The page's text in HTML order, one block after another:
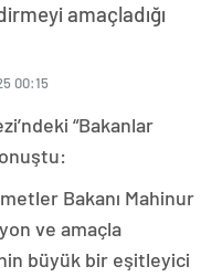
amaçladığı
00:15
“Bakanlar
Bakanı Mahinur
ve amaçla
büyük bir eşitleyici